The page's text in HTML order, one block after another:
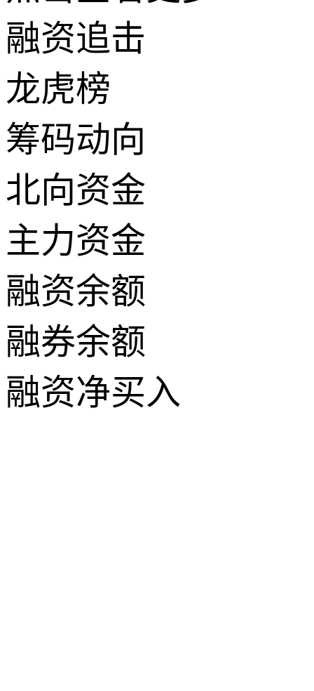
融资追击
龙虎榜
筹码动向
北向资金
主力资金
融资余额
融券余额
融资净买入